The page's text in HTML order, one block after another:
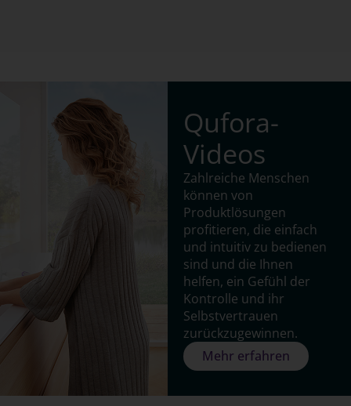
Qufora-
Videos
Zahlreiche Menschen
können von
Produktlösungen
profitieren, die einfach
und intuitiv zu bedienen
sind und die Ihnen
helfen, ein Gefühl der
Kontrolle und ihr
Selbstvertrauen
zurückzugewinnen.
Mehr erfahren